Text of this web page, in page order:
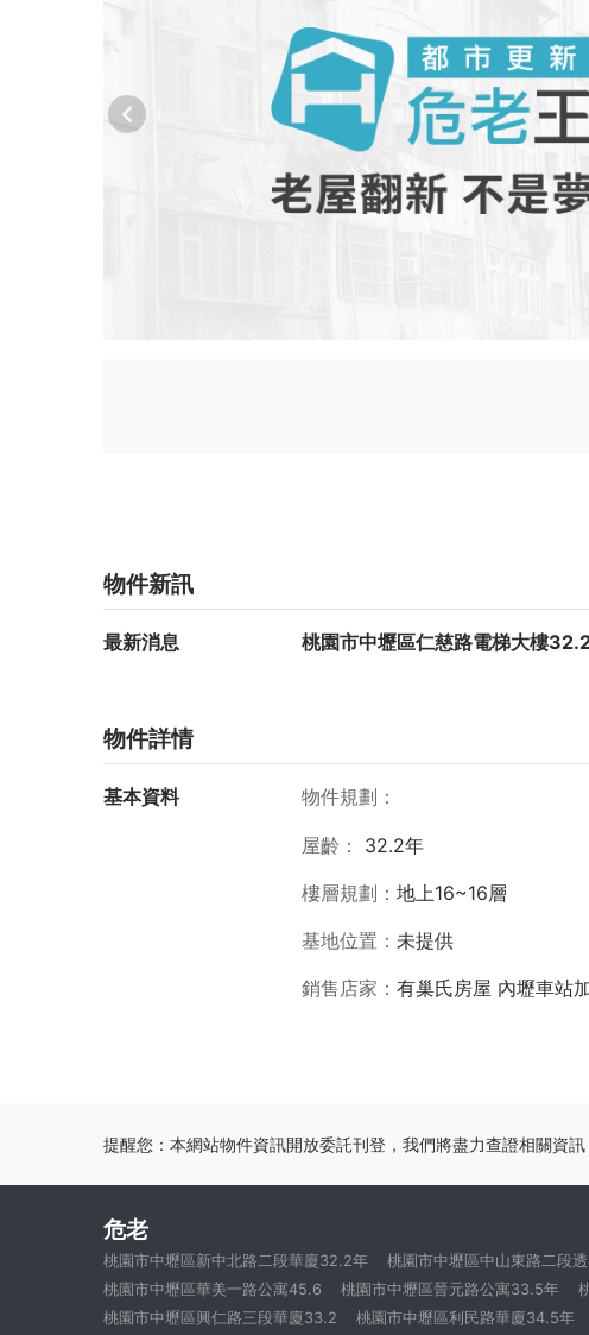
物件新訊
最新消息 桃園市中壢區仁慈路電梯大樓
物件詳情
基本資料 物件規劃
屋齡 32.2年
樓層規劃
地上16~16層
基地位置
未提供
銷售店家
有巢氏房屋 內壢車站
提醒您：本網站物件資訊開放委託刊登，我們將盡力查證相關資訊
危老
桃園市中壢區新中北路二段華廈32.2年 桃園市中壢區中山東路二段
桃園市中壢區華美一路公寓45.6
桃園市中壢區晉元路公寓33.5年
桃園市中壢區興仁路三段華廈33.2
桃園市中壢區利民路華廈34.5年